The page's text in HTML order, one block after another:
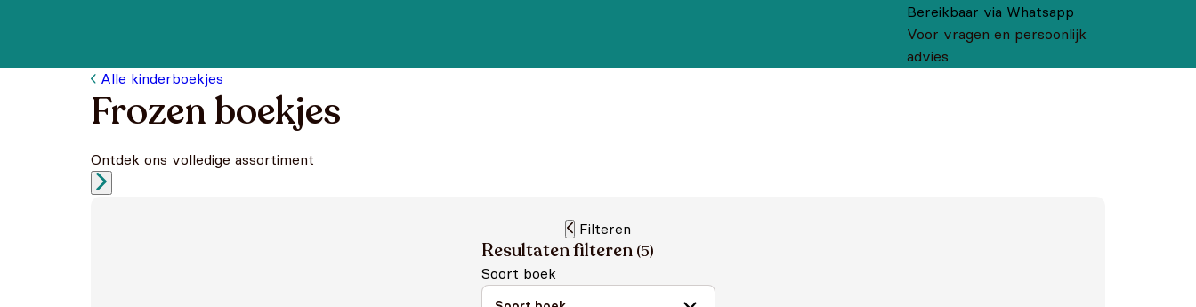
Bereikbaar via Whatsapp
Voor vragen en persoonlijk
advies
Alle kinderboekjes
Frozen boekjes
Ontdek ons volledige assortiment
Filteren
Resultaten filteren (5)
Soort boek